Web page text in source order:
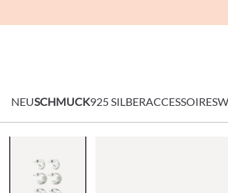
NEUSCHMUCK925 SILBERACCESSOIRES